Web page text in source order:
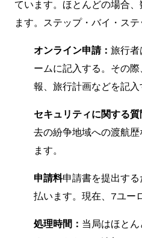
ています。ほとんどの場合
ます。ステップ・バイ・ス
オンライン申請： 旅行者
ームに記入する。その
報、旅行計画などを記入
セキュリティに関する質
去の紛争地域への渡航
ます。
申請料申請書を提出す
払います。現在、7ユー
処理時間： 当局はほと